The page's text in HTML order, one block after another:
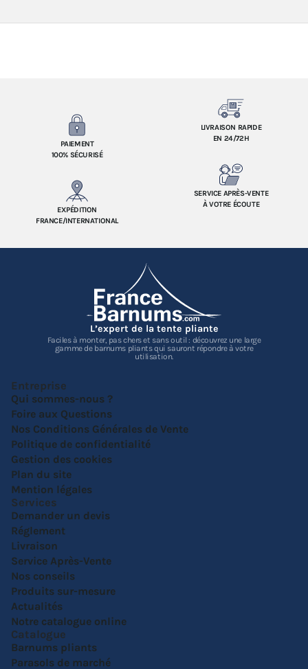
PAIEMENT
100% SÉCURISÉ
LIVRAISON RAPIDE
EN 24/72H
EXPÉDITION
FRANCE/INTERNATIONAL
SERVICE APRÈS-VENTE
À VOTRE ÉCOUTE
L’expert de la tente pliante
Faciles à monter, pas chers et sans outil : découvrez une large
gamme de barnums pliants qui sauront répondre à votre
utilisation.
Entreprise
Qui sommes-nous ?
Foire aux Questions
Nos Conditions Générales de Vente
Politique de confidentialité
Gestion des cookies
Plan du site
Mention légales
Services
Demander un devis
Réglement
Livraison
Service Après-Vente
Nos conseils
Produits sur-mesure
Actualités
Notre catalogue online
Catalogue
Barnums pliants
Parasols de marché